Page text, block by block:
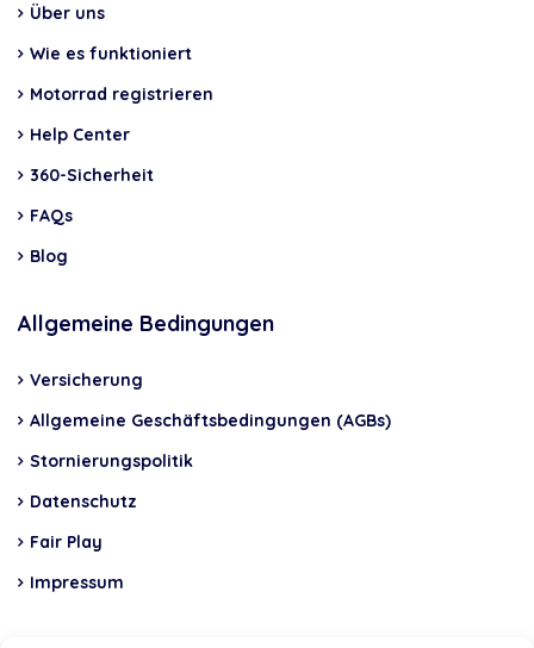
Über uns
Wie es funktioniert
Motorrad registrieren
Help Center
360-Sicherheit
FAQs
Blog
Allgemeine Bedingungen
Versicherung
Allgemeine Geschäftsbedingungen (AGBs)
Stornierungspolitik
Datenschutz
Fair Play
Impressum